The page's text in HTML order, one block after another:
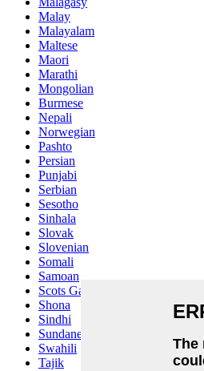
Malay
Malayalam
Maltese
Maori
Marathi
Mongolian
Burmese
Nepali
Norwegian
Pashto
Persian
Punjabi
Serbian
Sesotho
Sinhala
Slovak
Slovenian
Somali
Samoan
Scots Gaelic
Shona
Sindhi
Sundanese
Swahili
Tajik